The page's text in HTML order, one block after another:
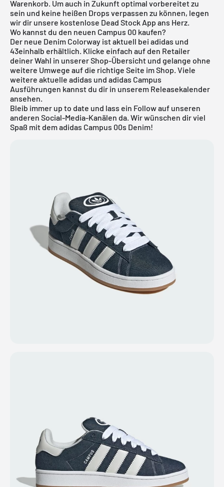
Warenkorb. Um auch in Zukunft optimal vorbereitet zu
sein und keine heißen Drops verpassen zu können, legen
wir dir unsere kostenlose Dead Stock App ans Herz.
Wo kannst du den neuen Campus 00 kaufen?
Der neue Denim Colorway ist aktuell bei adidas und
43einhalb erhältlich. Klicke einfach auf den Retailer
deiner Wahl in unserer Shop-Übersicht und gelange ohne
weitere Umwege auf die richtige Seite im Shop. Viele
weitere aktuelle adidas und adidas Campus
Ausführungen kannst du dir in unserem Releasekalender
ansehen.
Bleib immer up to date und lass ein Follow auf unseren
anderen Social-Media-Kanälen da. Wir wünschen dir viel
Spaß mit dem adidas Campus 00s Denim!